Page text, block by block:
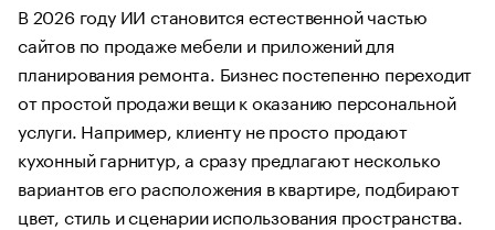
В 2026 году ИИ становится естественной частью
сайтов по продаже мебели и приложений для
планирования ремонта. Бизнес постепенно переходит
от простой продажи вещи к оказанию персональной
услуги. Например, клиенту не просто продают
кухонный гарнитур, а сразу предлагают несколько
вариантов его расположения в квартире, подбирают
цвет, стиль и сценарии использования пространства.